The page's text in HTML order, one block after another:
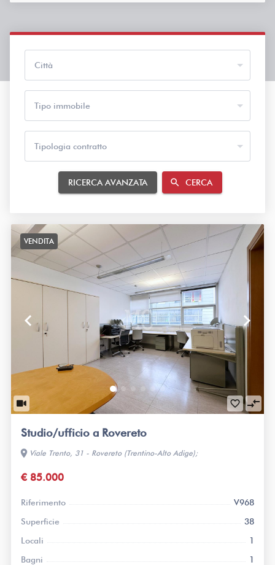
Città
Tipo immobile
Tipologia contratto
RICERCA AVANZATA search CERCA
VENDITA
keyboard_arrow_left keyboard_arrow_right
favorite_border compare_arrows
Studio/ufficio a Rovereto
location_on Viale Trento, 31 - Rovereto (Trentino-Alto Adige);
€ 85.000
Riferimento
V968
Superficie
38
Locali
1
Bagni
1